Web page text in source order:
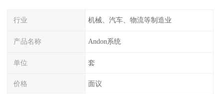
行业 机械、汽车、物流等制造业
产品名称 Andon系统
单位 套
价格 面议